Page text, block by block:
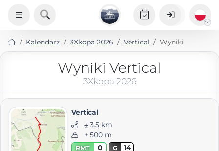
Kalendarz 3Xkopa 2026 Vertical Wyniki
Wyniki Vertical
3Xkopa 2026
Vertical
⨦ 3.5 km
+ 500 m
RMT 0 G 14